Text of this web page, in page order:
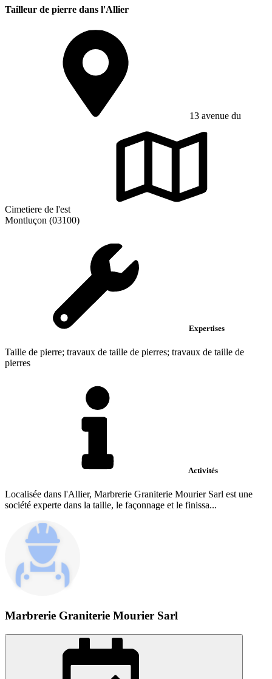
Tailleur de pierre dans l'Allier
13 avenue du
Cimetiere de l'est
Montluçon (03100)
Expertises
Taille de pierre; travaux de taille de pierres; travaux de taille de
pierres
Activités
Localisée dans l'Allier, Marbrerie Graniterie Mourier Sarl est une
société experte dans la taille, le façonnage et le finissa...
Marbrerie Graniterie Mourier Sarl